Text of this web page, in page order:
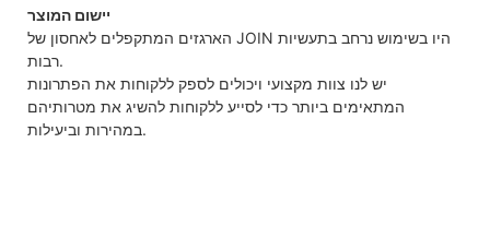
יישום המוצר
הארגזים המתקפלים לאחסון של JOIN היו בשימוש נרחב בתעשיות
רבות.
יש לנו צוות מקצועי ויכולים לספק ללקוחות את הפתרונות
המתאימים ביותר כדי לסייע ללקוחות להשיג את מטרותיהם
במהירות וביעילות.